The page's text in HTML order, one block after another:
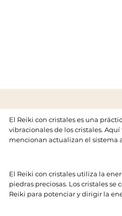
El Reiki con cristales es una
vibracionales de los cristales.
mencionan actualizan el sistema
El Reiki con cristales utiliza la
piedras preciosas. Los cristales
Reiki para potenciar y dirigir la